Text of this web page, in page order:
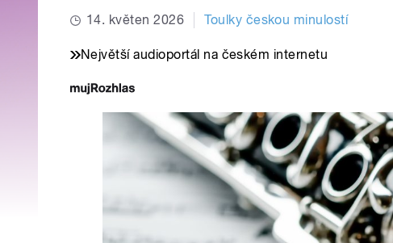
14. květen 2026 Toulky českou minulostí
Největší audioportál na českém internetu